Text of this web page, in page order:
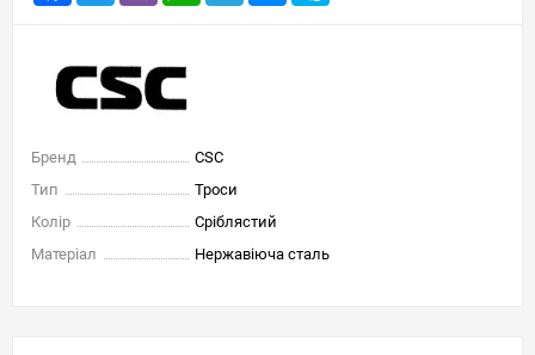
Бренд
CSC
Тип
Троси
Колір
Сріблястий
Матеріал
Нержавіюча сталь